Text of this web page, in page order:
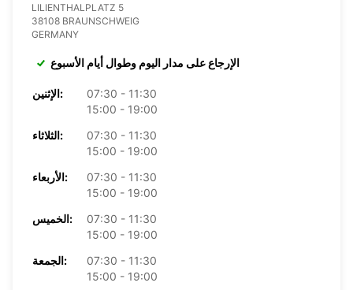
LILIENTHALPLATZ 5
38108 BRAUNSCHWEIG
GERMANY
الإرجاع على مدار اليوم وطوال أيام الأسبوع
الإثنين:
07:30 - 11:30
15:00 - 19:00
الثلاثاء:
07:30 - 11:30
15:00 - 19:00
الأربعاء:
07:30 - 11:30
15:00 - 19:00
الخميس:
07:30 - 11:30
15:00 - 19:00
الجمعة:
07:30 - 11:30
15:00 - 19:00